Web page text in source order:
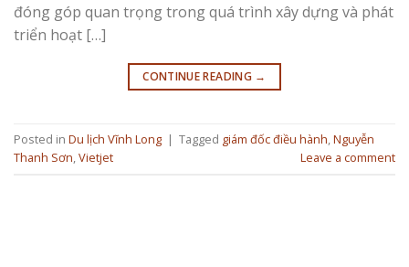
đóng góp quan trọng trong quá trình xây dựng và phát
triển hoạt […]
CONTINUE READING →
Posted in Du lịch Vĩnh Long | Tagged giám đốc điều hành,Nguyễn
Thanh Sơn,Vietjet Leave a comment